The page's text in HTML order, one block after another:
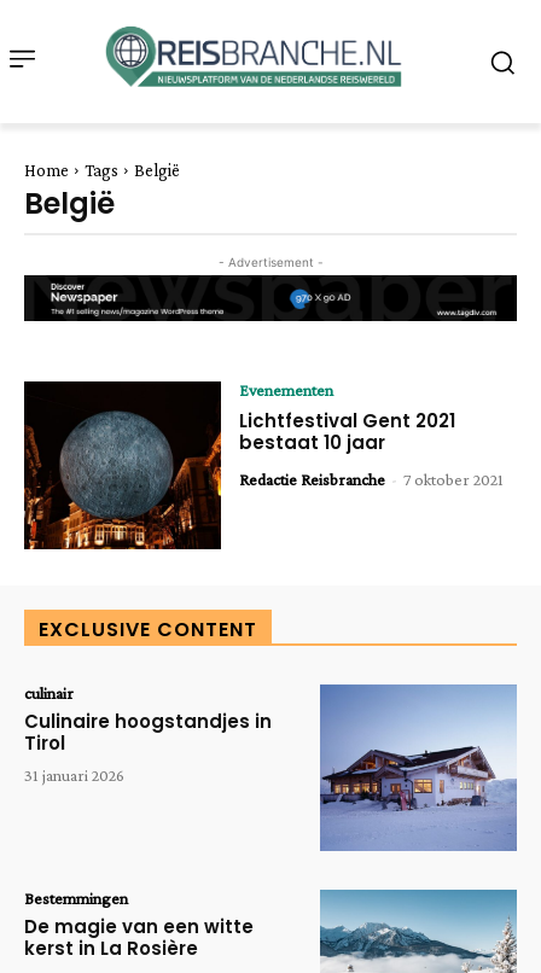
Home Tags België
België
- Advertisement -
Evenementen
Lichtfestival Gent 2021
bestaat 10 jaar
Redactie Reisbranche - 7 oktober 2021
EXCLUSIVE CONTENT
culinair
Culinaire hoogstandjes in
Tirol
31 januari 2026
Bestemmingen
De magie van een witte
kerst in La Rosière